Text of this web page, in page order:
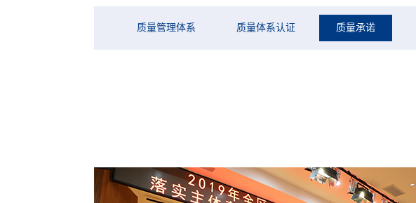
质量管理体系 质量体系认证 质量承诺